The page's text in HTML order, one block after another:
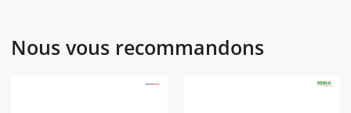
Nous vous recommandons